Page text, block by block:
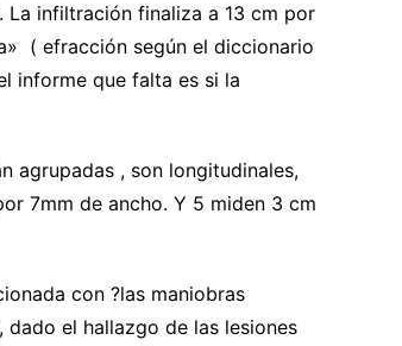
infiltración finaliza a 13 cm por
( efracción según el diccionario
informe que falta es si la
agrupadas , son longitudinales,
7mm de ancho. Y 5 miden 3 cm
con ?las maniobras
el hallazgo de las lesiones